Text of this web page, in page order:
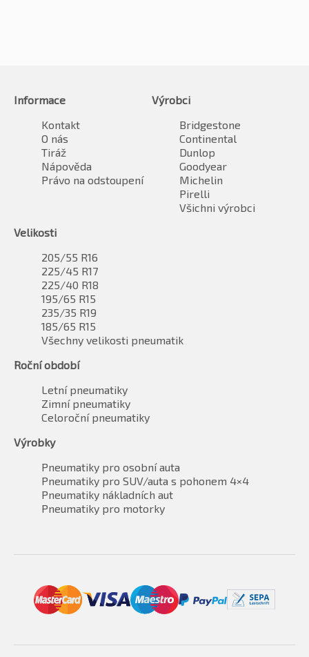
Informace
Kontakt
O nás
Tiráž
Nápověda
Právo na odstoupení
Výrobci
Bridgestone
Continental
Dunlop
Goodyear
Michelin
Pirelli
Všichni výrobci
Velikosti
205/55 R16
225/45 R17
225/40 R18
195/65 R15
235/35 R19
185/65 R15
Všechny velikosti pneumatik
Roční období
Letní pneumatiky
Zimní pneumatiky
Celoroční pneumatiky
Výrobky
Pneumatiky pro osobní auta
Pneumatiky pro SUV/auta s pohonem 4×4
Pneumatiky nákladních aut
Pneumatiky pro motorky